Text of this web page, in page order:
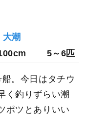
潮
5～6匹
。今日はタチウ
く釣りずらい潮
ポツとありいい